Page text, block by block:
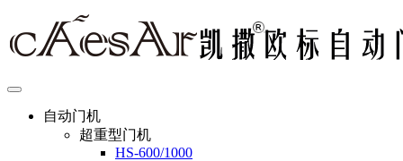
自动门机
超重型门机
HS-600/1000